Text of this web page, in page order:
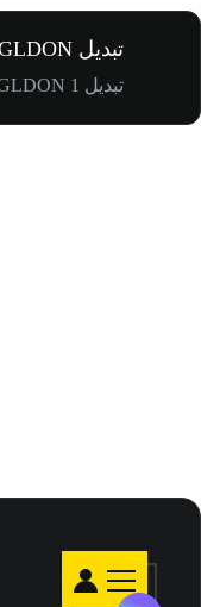
تبدیل GLDON به AUD
تبدیل 1 GLDON به $555.46